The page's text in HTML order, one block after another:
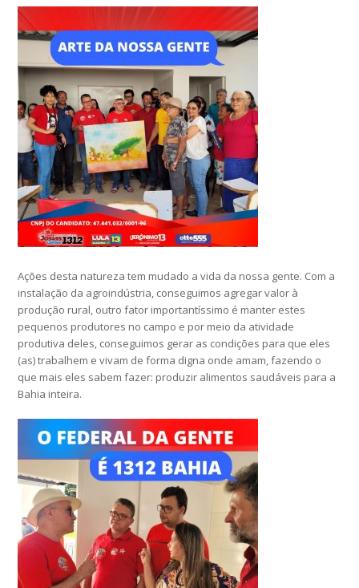
Ações desta natureza tem mudado a vida da nossa gente. Com a
instalação da agroindústria, conseguimos agregar valor à
produção rural, outro fator importantíssimo é manter estes
pequenos produtores no campo e por meio da atividade
produtiva deles, conseguimos gerar as condições para que eles
(as) trabalhem e vivam de forma digna onde amam, fazendo o
que mais eles sabem fazer: produzir alimentos saudáveis para a
Bahia inteira.